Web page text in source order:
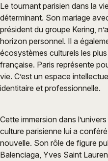
Le tournant parisien dans la
déterminant. Son mariage
président du groupe Kering,
horizon personnel. Il a
écosystèmes culturels les
française. Paris représente
vie. C’est un espace
identitaire et professionnelle.
Cette immersion dans
culture parisienne lui a
nouvelle. Son rôle de figure
Balenciaga, Yves Saint